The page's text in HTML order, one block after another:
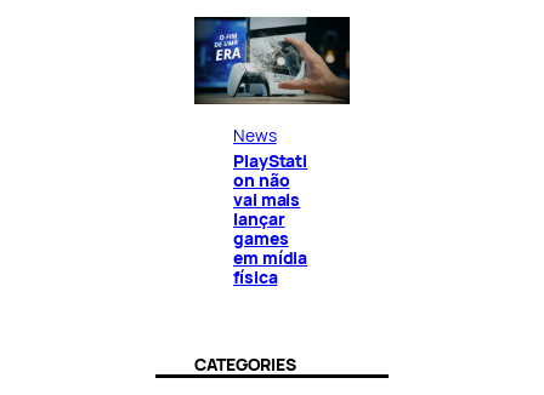
News
PlayStati
on não
vai mais
lançar
games
em mídia
física
CATEGORIES